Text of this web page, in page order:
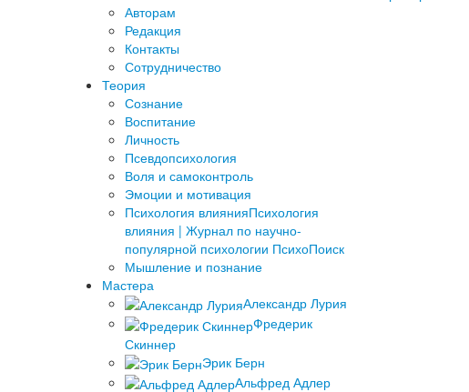
Авторам
Редакция
­Контакты
Сотрудничество
Теория
Сознание
Воспитание
Личность
Псевдопсихология
Воля и самоконтроль
Эмоции и мотивация
Психология влиянияПсихология
влияния | Журнал по научно-
популярной психологии ПсихоПоиск
Мышление и познание
Мастера
Александр Лурия
Фредерик
Скиннер
Эрик Берн
Альфред Адлер